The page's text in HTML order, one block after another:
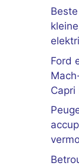
Ford
Capri